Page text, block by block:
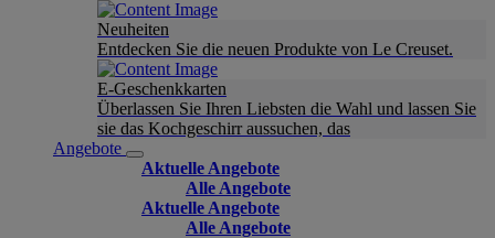
Neuheiten
Entdecken Sie die neuen Produkte von Le Creuset.
E-Geschenkkarten
Überlassen Sie Ihren Liebsten die Wahl und lassen Sie
sie das Kochgeschirr aussuchen, das
Angebote
Aktuelle Angebote
Alle Angebote
Aktuelle Angebote
Alle Angebote